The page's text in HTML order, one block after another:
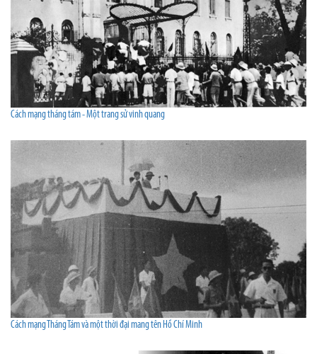
Cách mạng tháng tám - Một trang sử vinh quang
Cách mạng Tháng Tám và một thời đại mang tên Hồ Chí Minh